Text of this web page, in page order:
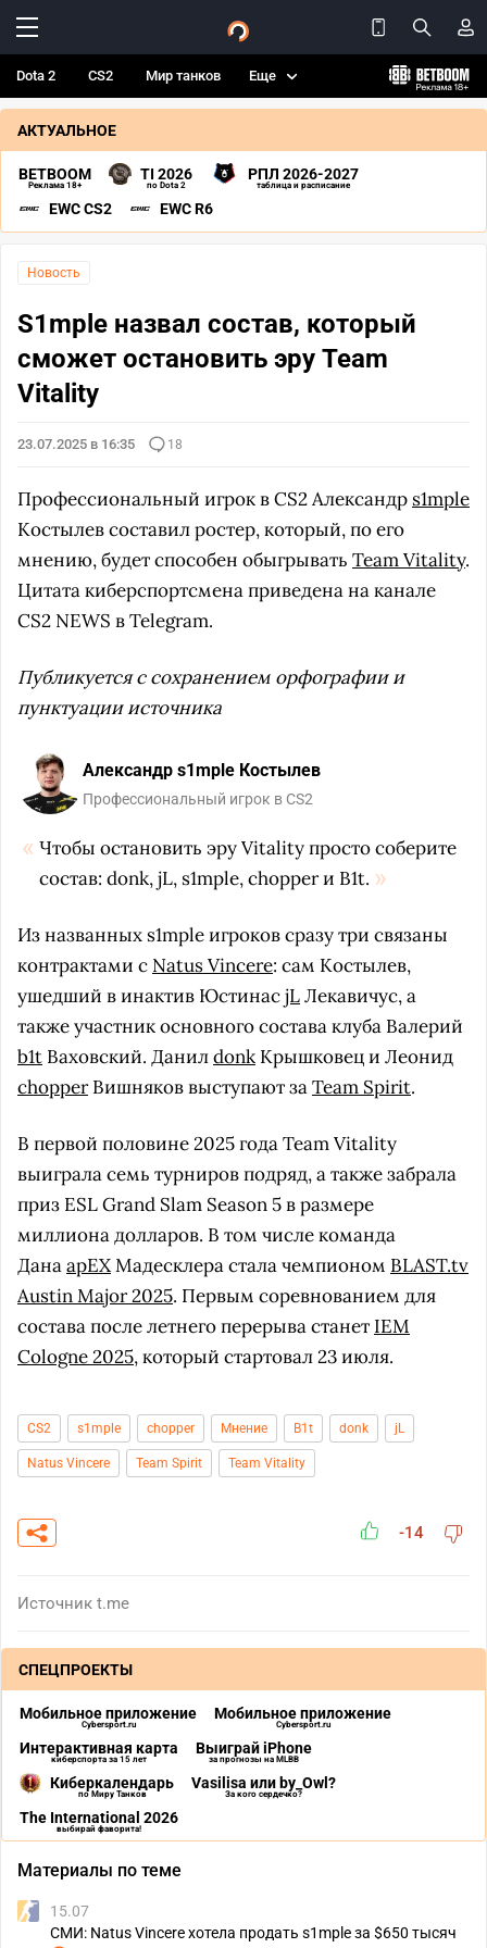
Dota 2 CS2 Мир танков Еще
АКТУАЛЬНОЕ
BETBOOM
Реклама 18+
TI 2026
по Dota 2
РПЛ 2026-2027
таблица и расписание
EWC CS2 EWC R6
Новость
S1mple назвал состав, который
сможет остановить эру Team
Vitality
23.07.2025 в 16:35 18
Профессиональный игрок в CS2 Александр s1mple
Костылев составил ростер, который, по его
мнению, будет способен обыгрывать Team Vitality.
Цитата киберспортсмена приведена на канале
CS2 NEWS в Telegram.
Публикуется с сохранением орфографии и
пунктуации источника
Александр s1mple Костылев
Профессиональный игрок в CS2
Чтобы остановить эру Vitality просто соберите
состав: donk, jL, s1mple, chopper и B1t.
Из названных s1mple игроков сразу три связаны
контрактами с Natus Vincere: сам Костылев,
ушедший в инактив ЮстинасjLЛекавичус, а
также участник основного состава клуба Валерий
b1t Ваховский. Данилdonk Крышковец и Леонид
chopperВишняков выступают заTeam Spirit.
В первой половине 2025 года Team Vitality
выиграла семь турниров подряд, а также забрала
приз ESL Grand Slam Season 5 в размере
миллиона долларов. В том числе команда
ДанаapEXМадесклера стала чемпионом BLAST.tv
Austin Major 2025. Первым соревнованием для
состава после летнего перерыва станет IEM
Cologne 2025, который стартовал 23 июля.
CS2 s1mple chopper Мнение B1t donk jL
Natus Vincere Team Spirit Team Vitality
-14
Источник t.me
СПЕЦПРОЕКТЫ
Мобильное приложение
Cybersport.ru
Мобильное приложение
Cybersport.ru
Интерактивная карта
киберспорта за 15 лет
Выиграй iPhone
за прогнозы на MLBB
Киберкалендарь
по Миру Танков
Vasilisa или by_Owl?
За кого сердечко?
The International 2026
выбирай фаворита!
Материалы по теме
15.07
СМИ: Natus Vincere хотела продать s1mple за $650 тысяч